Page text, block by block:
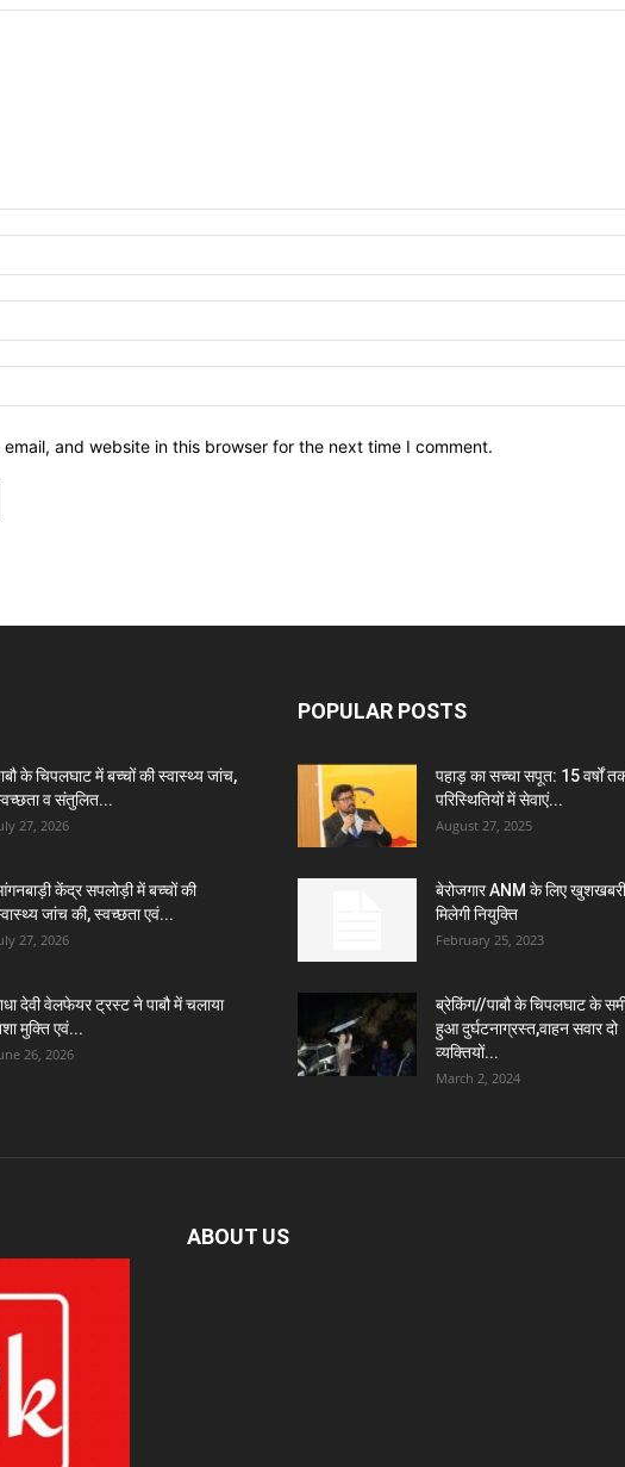
email, and website in this browser for the next time I comment.
के चिपलघाट में बच्चों की स्वास्थ्य जांच,
व संतुलित...
27, 2026
केंद्र सपलोड़ी में बच्चों की
जांच की, स्वच्छता एवं...
27, 2026
देवी वेलफेयर ट्रस्ट ने पाबौ में चलाया
मुक्ति एवं...
26, 2026
POPULAR POSTS
पहाड़ का सच्चा सपूत: 15 वर्षों
परिस्थितियों में सेवाएं...
August 27, 2025
बेरोजगार ANM के लिए
मिलेगी नियुक्ति
February 25, 2023
ब्रेकिंग//पाबौ के चिपलघाट के
हुआ दुर्घटनाग्रस्त,वाहन सवार दो
व्यक्तियों...
March 2, 2024
ABOUT US